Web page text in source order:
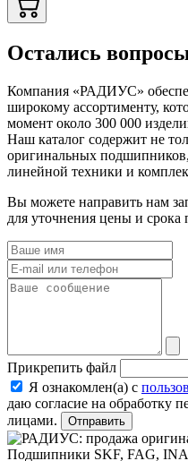
Остались
Компания «РАДИУС»
широкому ассортименту,
момент около 300 000
Наш каталог содержит не
оригинальных
линейной техники и
Вы можете направить нам
для уточнения цены и срока
Прикрепить файл
Я ознакомлен(а) с
даю согласие на обработку
лицами.
Отправить